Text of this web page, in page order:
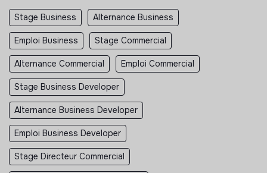
Stage Business Alternance Business
Emploi Business Stage Commercial
Alternance Commercial Emploi Commercial
Stage Business Developer
Alternance Business Developer
Emploi Business Developer
Stage Directeur Commercial